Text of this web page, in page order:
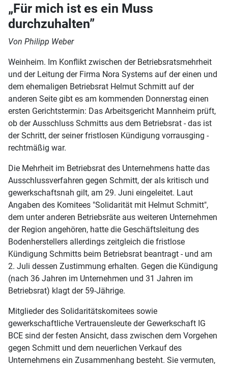
„Für mich ist es ein Muss
durchzuhalten”
Von Philipp Weber
Weinheim. Im Konflikt zwischen der Betriebsratsmehrheit
und der Leitung der Firma Nora Systems auf der einen und
dem ehemaligen Betriebsrat Helmut Schmitt auf der
anderen Seite gibt es am kommenden Donnerstag einen
ersten Gerichtstermin: Das Arbeitsgericht Mannheim prüft,
ob der Ausschluss Schmitts aus dem Betriebsrat - das ist
der Schritt, der seiner fristlosen Kündigung vorrausging -
rechtmäßig war.
Die Mehrheit im Betriebsrat des Unternehmens hatte das
Ausschlussverfahren gegen Schmitt, der als kritisch und
gewerkschaftsnah gilt, am 29. Juni eingeleitet. Laut
Angaben des Komitees "Solidarität mit Helmut Schmitt",
dem unter anderen Betriebsräte aus weiteren Unternehmen
der Region angehören, hatte die Geschäftsleitung des
Bodenherstellers allerdings zeitgleich die fristlose
Kündigung Schmitts beim Betriebsrat beantragt - und am
2. Juli dessen Zustimmung erhalten. Gegen die Kündigung
(nach 36 Jahren im Unternehmen und 31 Jahren im
Betriebsrat) klagt der 59-Jährige.
Mitglieder des Solidaritätskomitees sowie
gewerkschaftliche Vertrauensleute der Gewerkschaft IG
BCE sind der festen Ansicht, dass zwischen dem Vorgehen
gegen Schmitt und dem neuerlichen Verkauf des
Unternehmens ein Zusammenhang besteht. Sie vermuten,